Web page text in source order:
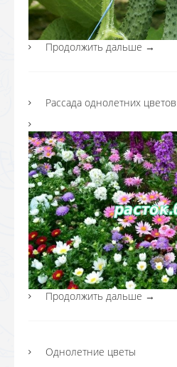
Продолжить дальше →
Рассада однолетних цветов
Продолжить дальше →
Однолетние цветы